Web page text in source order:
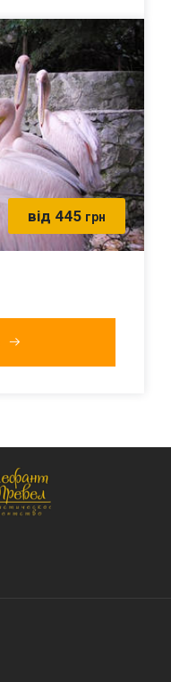
від 445 грн